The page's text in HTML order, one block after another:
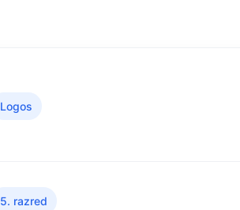
Logos
5. razred